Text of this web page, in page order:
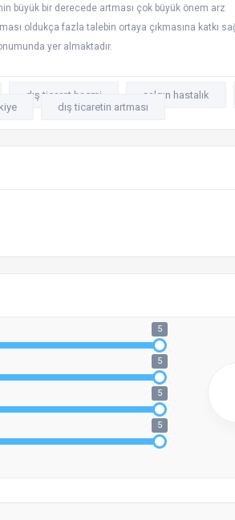
büyük bir derecede artması çok büyük önem arz
oldukça fazla talebin ortaya çıkmasına katkı
yer almaktadır.
dış ticaret hacmi salgın hastalık
dış ticaretin artması
5
5
5
5